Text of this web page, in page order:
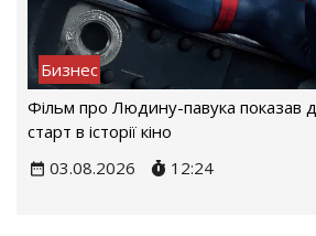
Бизнес
Фільм про Людину-павука показав
старт в історії кіно
03.08.2026
12:24